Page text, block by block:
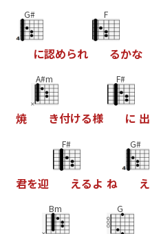
G#
に認められ
F
るかな
焼
A#m
き付ける様
F#
に 出
君を迎
F#
えるよ ね
G#
え
Bm G